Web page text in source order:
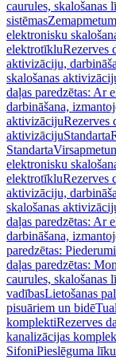
caurules, skalošanas
sistēmas
elektronisku
elektrotīkluRezerves
aktivizāciju,
skalošanas
daļas paredzētas: Ar
darbināšana,
aktivizācijuRezerves
aktivizācijuStandarta
Standarta
elektronisku
elektrotīkluRezerves
aktivizāciju,
skalošanas
daļas paredzētas: Ar
darbināšana,
paredzētas: Piederumi
daļas paredzētas:
caurules, skalošanas
vadībasLietošanas
pisuāriem un bidē
komplektiRezerves
kanalizācijas
SifoniPieslēguma